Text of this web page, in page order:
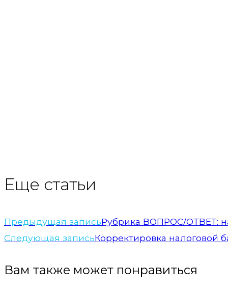
Еще статьи
Предыдущая записьРубрика ВОПРОС/ОТВЕТ:
Следующая записьКорректировка налоговой
Вам также может понравиться